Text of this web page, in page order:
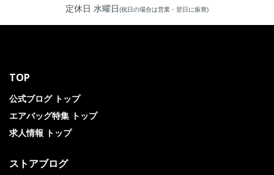
定休日 水曜日(祝日の場合は営業・翌日に振替)
TOP
公式ブログ トップ
エアバッグ特集 トップ
求人情報 トップ
ストアブログ